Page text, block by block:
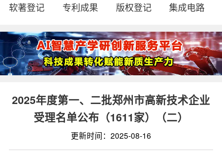
软著登记 专利成果 版权登记 集成电路
2025年度第一、二批郑州市高新技术企业
受理名单公布（1611家）（二）
更新时间：2025-08-16